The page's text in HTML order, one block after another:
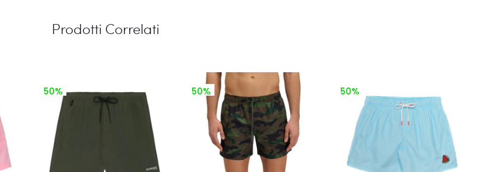
Prodotti Correlati
50% 50% 50%